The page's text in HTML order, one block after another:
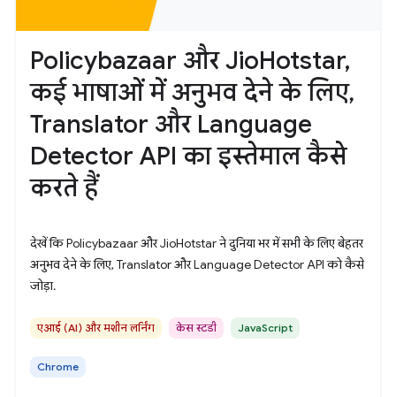
Policybazaar और JioHotstar,
कई भाषाओं में अनुभव देने के लिए,
Translator और Language
Detector API का इस्तेमाल कैसे
करते हैं
देखें कि Policybazaar और JioHotstar ने दुनिया भर में सभी के लिए बेहतर
अनुभव देने के लिए, Translator और Language Detector API को कैसे
जोड़ा.
एआई (AI) और मशीन लर्निंग केस स्टडी JavaScript
Chrome